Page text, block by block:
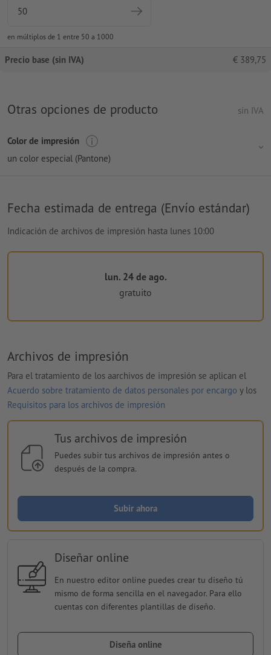
en múltiplos de 1 entre 50 a 1000
Precio base (sin IVA) € 389,75
Otras opciones de producto sin IVA
Color de impresión
un color especial (Pantone)
Fecha estimada de entrega (Envío estándar)
Indicación de archivos de impresión hasta lunes 10:00
lun. 24 de ago.
gratuito
Archivos de impresión
Para el tratamiento de los aarchivos de impresión se aplican el
Acuerdo sobre tratamiento de datos personales por encargo y los
Requisitos para los archivos de impresión
Tus archivos de impresión
Puedes subir tus archivos de impresión antes o
después de la compra.
Subir ahora
Diseñar online
En nuestro editor online puedes crear tu diseño tú
mismo de forma sencilla en el navegador. Para ello
cuentas con diferentes plantillas de diseño.
Diseña online